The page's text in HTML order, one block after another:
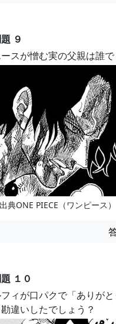
９
スが憎む実の父親は誰で
典ONE PIECE（ワンピース）
１０
ィが口パクで「ありが
違いしたでしょう？